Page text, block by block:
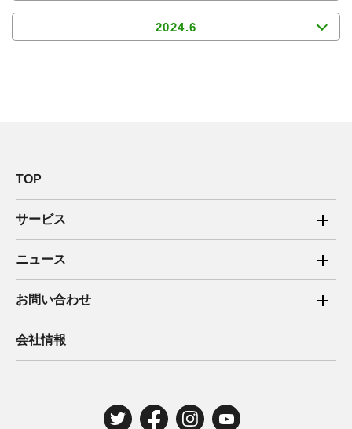
2024.6
TOP
サービス
ご家庭向け電力サービス
法人向け脱炭素サービス
住宅用太陽光売電 卒FIT
ニュース
2025年
2024年
お問い合わせ
ご家庭向け電力サービス・卒FIT電気の売電
法人向け脱炭素サービス・新電力向けサービス
電気工事のお申込み
会社情報